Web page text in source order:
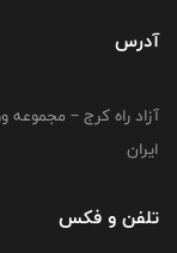
آدرس
آزاد راه کرج –
ایران
تلفن و فکس